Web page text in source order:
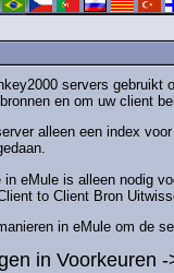
servers
en om uw client
alleen een index
in eMule is alleen nodig
to Client Bron
in eMule om de
in Voorkeuren